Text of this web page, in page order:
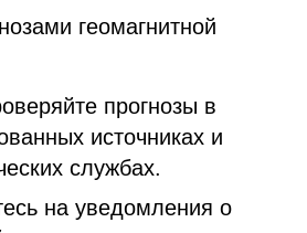
геомагнитной
прогнозы в
источниках и
службах.
на уведомления о